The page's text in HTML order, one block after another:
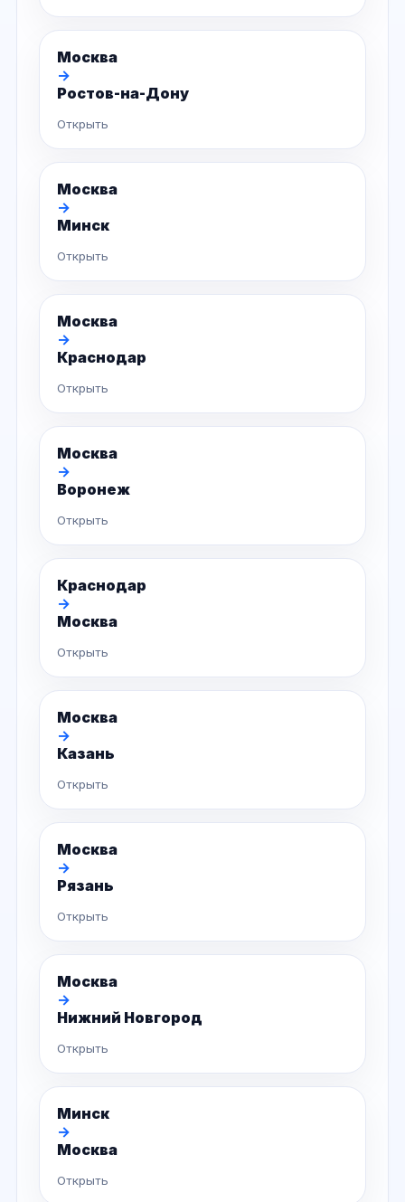
Москва
→
Ростов-на-Дону
Открыть
Москва
→
Минск
Открыть
Москва
→
Краснодар
Открыть
Москва
→
Воронеж
Открыть
Краснодар
→
Москва
Открыть
Москва
→
Казань
Открыть
Москва
→
Рязань
Открыть
Москва
→
Нижний Новгород
Открыть
Минск
→
Москва
Открыть